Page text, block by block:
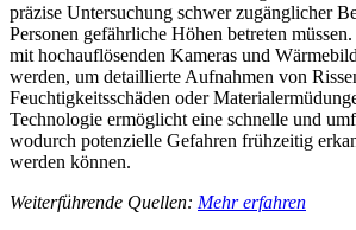
präzise Untersuchung schwer zugänglicher
Personen gefährliche Höhen betreten
mit hochauflösenden Kameras und
werden, um detaillierte Aufnahmen von
Feuchtigkeitsschäden oder
Technologie ermöglicht eine schnelle und
wodurch potenzielle Gefahren frühzeitig
werden können.
Weiterführende Quellen: Mehr erfahren